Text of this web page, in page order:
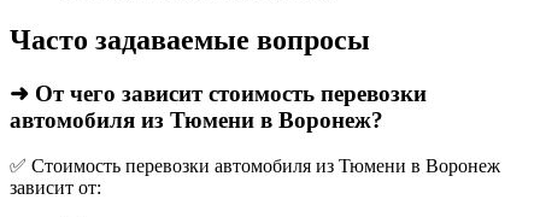
Часто задаваемые вопросы
➜ От чего зависит стоимость перевозки
автомобиля из Тюмени в Воронеж?
✅ Стоимость перевозки автомобиля из Тюмени в Воронеж
зависит от: